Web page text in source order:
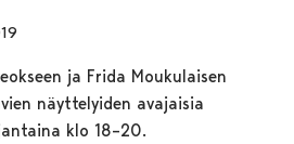
ja Frida Moukulaisen
näyttelyiden avajaisia
klo 18–20.